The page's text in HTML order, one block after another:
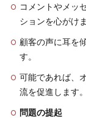
コメントやメッ
ションを心がけま
顧客の声に耳を
す。
可能であれば、
流を促進します。
問題の提起